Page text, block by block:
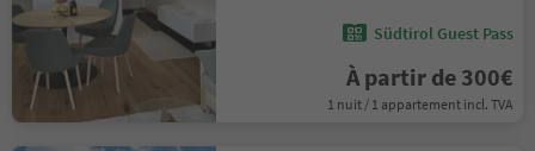
Südtirol Guest Pass
À partir de 300€
1 nuit / 1 appartement incl. TVA